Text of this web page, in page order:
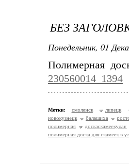
БЕЗ
Понедельник, 01
Полимерная
230560014_1394
Метки: смоленск
липецк
новокузнецк
балашиха
полимерная
доскаскамеекулан
полимерная доска для скамеек в